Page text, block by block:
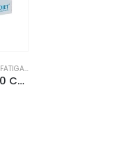
FATIGA / CANSANCIO
Eladiet Buenas Noches 30 Comprimidos Bicapa